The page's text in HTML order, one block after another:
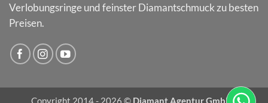
Verlobungsringe und feinster Diamantschmuck zu besten
Preisen.
Copyright 2014 - 2026 © Diamant Agentur GmbH |